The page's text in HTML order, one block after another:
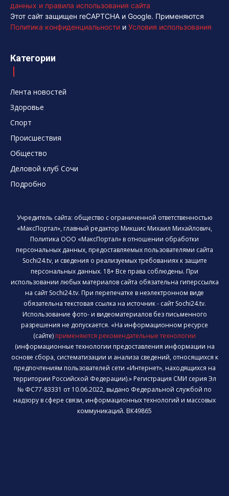
данных и правила использования сайта
Этот сайт защищен reCAPTCHA и Google. Применяются
Политика конфиденциальности и Условия использования
Категории
Лента новостей
Здоровье
Спорт
Происшествия
Общество
Деловой клуб Сочи
Подробно
Учредитель сайта: общество с ограниченной ответственностью
«МаксПортал», главный редактор Микшис Михаил Михайлович,
Политика ООО «МаксПортал» в отношении обработки
персональных данных, предоставляемых пользователями сайта
Sochi24.tv, и сведения о реализуемых требованиях к защите
персональных данных. 18+ Все права соблюдены. При
использовании любых материалов сайта обязательна гиперссылка
на сайт Sochi24.tv. При перепечатке в неэлектронном виде
обязательна текстовая ссылка на источник - сайт Sochi24.tv.
Использование фото- и видеоматериалов без письменного
разрешения не допускается. «На информационном ресурсе
(сайте) применяются рекомендательные технологии
(информационные технологии предоставления информации на
основе сбора, систематизации и анализа сведений, относящихся к
предпочтениям пользователей сети «Интернет», находящихся на
территории Российской Федерации).» Регистрация СМИ серия Эл
№ ФС77-83331 от 10.06.2022, выдано Федеральной службой по
надзору в сфере связи, информационных технологий и массовых
коммуникаций. ВК49865